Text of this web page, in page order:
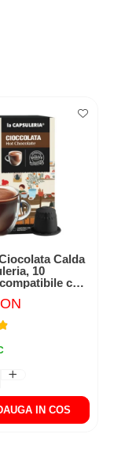
Calda
10
cu
IN COS